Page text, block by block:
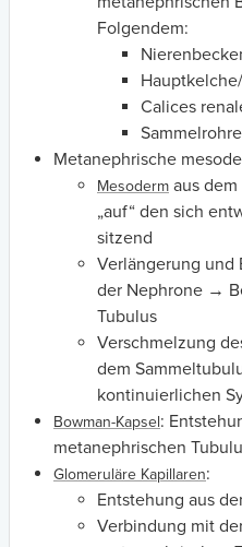
Folgendem:
Calices
Sammelrohre
Metanephrische
Mesoderm aus
„auf“ den sich
sitzend
Verlängerung und
der Nephrone →
Tubulus
Verschmelzung
dem
kontinuierlichen
Bowman-Kapsel:
metanephrischen
Glomeruläre Kapillaren:
Entstehung aus
Verbindung mit